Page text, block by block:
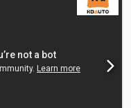
A 9-22mm 4. A 7-12mm
Leasing- oder